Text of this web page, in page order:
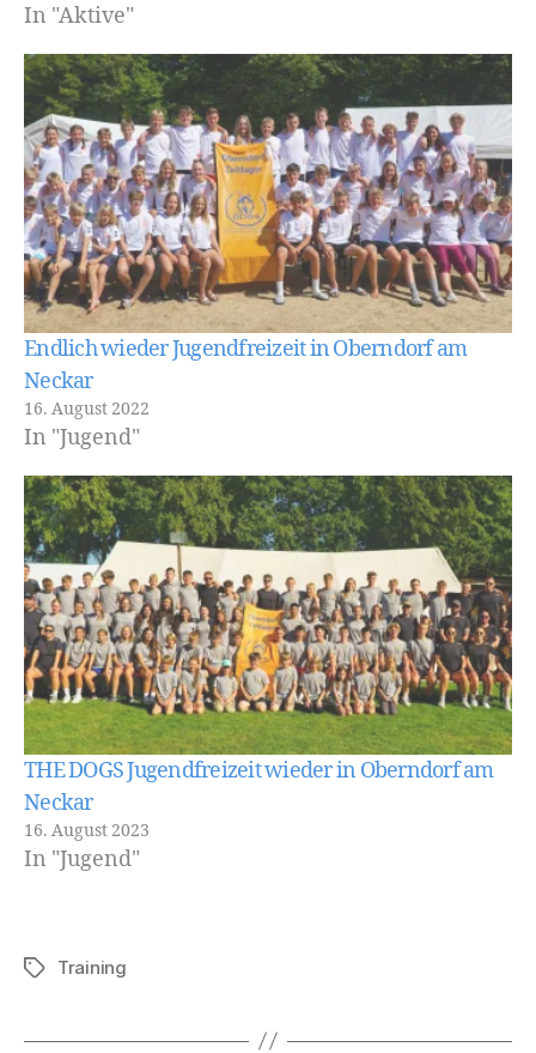
In "Aktive"
Endlich wieder Jugendfreizeit in Oberndorf am
Neckar
16. August 2022
In "Jugend"
THE DOGS Jugendfreizeit wieder in Oberndorf am
Neckar
16. August 2023
In "Jugend"
Schlagwörter
Training